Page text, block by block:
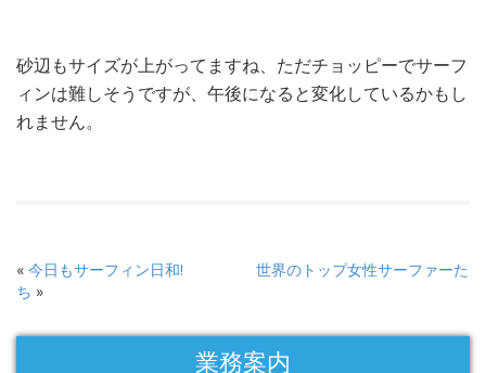
砂辺もサイズが上がってますね、ただチョッピーでサーフ
ィンは難しそうですが、午後になると変化しているかもし
れません。
« 今日もサーフィン日和!
世界のトップ女性サーファーた
ち »
業務案内